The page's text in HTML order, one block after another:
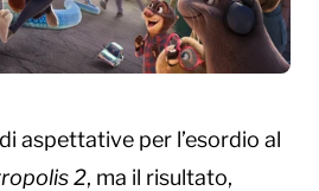
aspettative per l’esordio al
2, ma il risultato,